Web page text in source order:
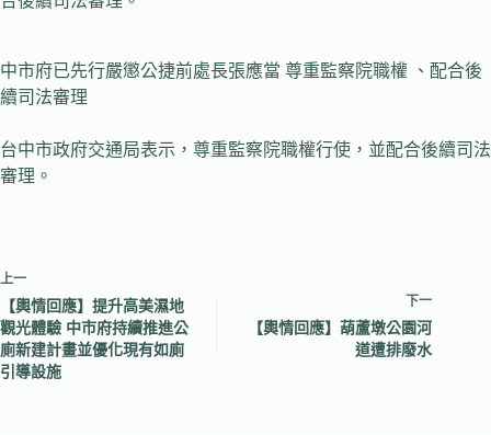
中市府已先行嚴懲公捷前處長張應當 尊重監察院職權 、配合後
續司法審理
台中市政府交通局表示，尊重監察院職權行使，並配合後續司法
審理。
上一
【輿情回應】提升高美濕地
觀光體驗 中市府持續推進公
廁新建計畫並優化現有如廁
引導設施
下一
【輿情回應】葫蘆墩公園河
道遭排廢水